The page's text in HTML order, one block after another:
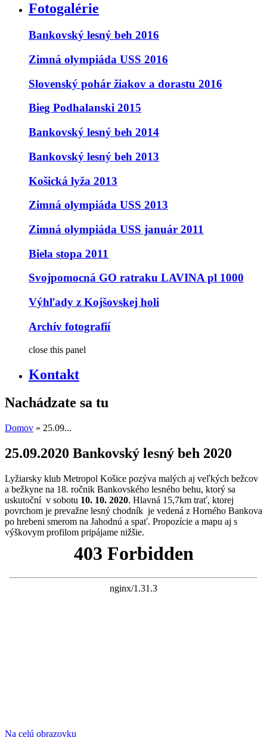
Fotogalérie
Bankovský lesný beh 2016
Zimná olympiáda USS 2016
Slovenský pohár žiakov a dorastu 2016
Bieg Podhalanski 2015
Bankovský lesný beh 2014
Bankovský lesný beh 2013
Košická lyža 2013
Zimná olympiáda USS 2013
Zimná olympiáda USS január 2011
Biela stopa 2011
Svojpomocná GO ratraku LAVINA pl 1000
Výhľady z Kojšovskej holi
Archív fotografií
close this panel
Kontakt
Nachádzate sa tu
Domov » 25.09...
25.09.2020 Bankovský lesný beh 2020
Lyžiarsky klub Metropol Košice pozýva malých aj veľkých bežcov
a bežkyne na 18. ročnik Bankovského lesného behu, ktorý sa
uskutoční v sobotu 10. 10. 2020. Hlavná 15,7km trať, ktorej
povrchom je prevažne lesný chodník je vedená z Horného Bankova
po hrebeni smerom na Jahodnú a spať. Propozície a mapu aj s
výškovym profilom pripájame nižšie.
Na celú obrazovku